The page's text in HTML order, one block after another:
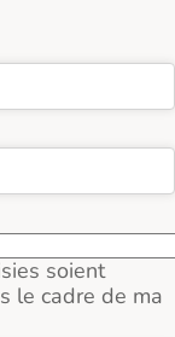
soient
le cadre de ma